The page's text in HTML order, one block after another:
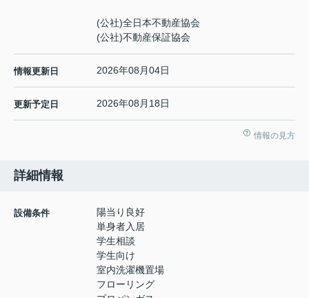
(公社)全日本不動産協会
(公社)不動産保証協会
情報更新日 2026年08月04日
更新予定日 2026年08月18日
情報の見方
詳細情報
設備条件
陽当り良好
単身者入居
学生相談
学生向け
室内洗濯機置場
フローリング